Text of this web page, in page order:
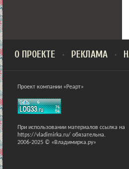
О ПРОЕКТЕ РЕКЛАМА
Проект компании «Реарт»
При использовании материалов ссылка на
https://vladimirka.ru/ обязательна.
2006-2025 © «Владимирка.ру»